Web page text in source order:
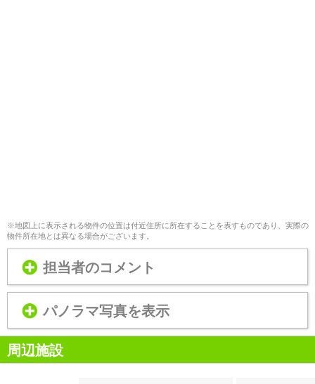
※地図上に表示される物件の位置は付近住所に所在することを表すものであり、実際の
物件所在地とは異なる場合がございます。
担当者のコメント
パノラマ写真を表示
周辺施設